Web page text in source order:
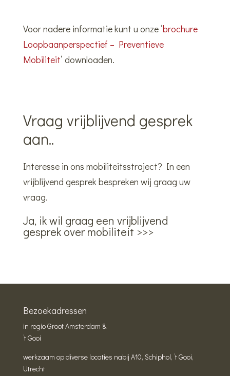
Voor nadere informatie kunt u onze ‘brochure
Loopbaanperspectief – Preventieve
Mobiliteit‘ downloaden.
Vraag vrijblijvend gesprek
aan..
Interesse in ons mobiliteitsstraject? In een
vrijblijvend gesprek bespreken wij graag uw
vraag.
Ja, ik wil graag een vrijblijvend
gesprek over mobiliteit >>>
Bezoekadressen
in regio Groot Amsterdam &
’t Gooi
werkzaam op diverse locaties nabij A10, Schiphol, ’t Gooi,
Utrecht